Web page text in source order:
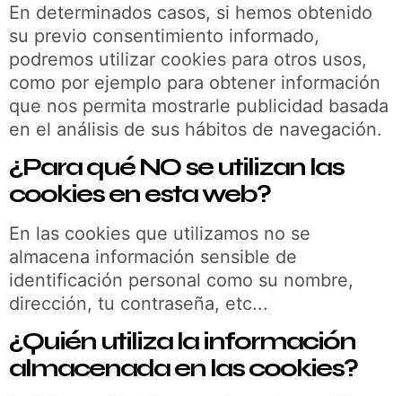
En determinados casos, si hemos obtenido
su previo consentimiento informado,
podremos utilizar cookies para otros usos,
como por ejemplo para obtener información
que nos permita mostrarle publicidad basada
en el análisis de sus hábitos de navegación.
¿Para qué NO se utilizan las
cookies en esta web?
En las cookies que utilizamos no se
almacena información sensible de
identificación personal como su nombre,
dirección, tu contraseña, etc...
¿Quién utiliza la información
almacenada en las cookies?